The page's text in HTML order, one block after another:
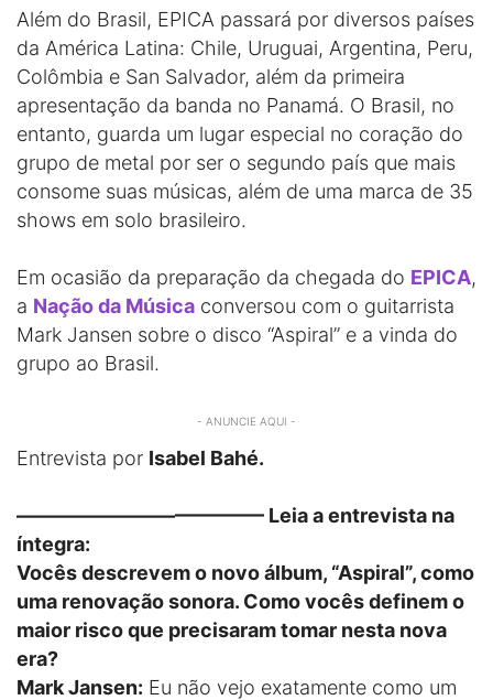
Além do Brasil, EPICA passará por diversos países
da América Latina: Chile, Uruguai, Argentina, Peru,
Colômbia e San Salvador, além da primeira
apresentação da banda no Panamá. O Brasil, no
entanto, guarda um lugar especial no coração do
grupo de metal por ser o segundo país que mais
consome suas músicas, além de uma marca de 35
shows em solo brasileiro.
Em ocasião da preparação da chegada do EPICA,
a Nação da Música conversou com o guitarrista
Mark Jansen sobre o disco “Aspiral” e a vinda do
grupo ao Brasil.
- ANUNCIE AQUI -
Entrevista por Isabel Bahé.
————————————– Leia a entrevista na
íntegra:
Vocês descrevem o novo álbum, “Aspiral”, como
uma renovação sonora. Como vocês definem o
maior risco que precisaram tomar nesta nova
era?
Mark Jansen: Eu não vejo exatamente como um